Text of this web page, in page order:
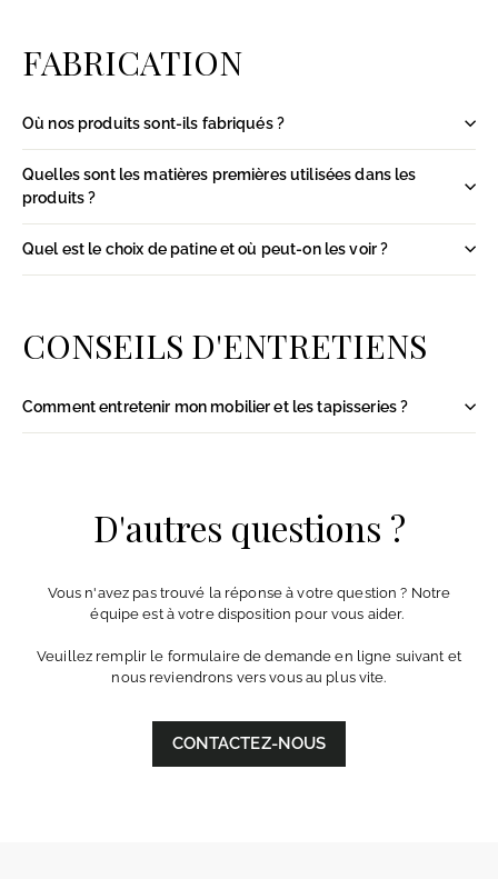
FABRICATION
Où nos produits sont-ils fabriqués ?
Quelles sont les matières premières utilisées dans les
produits ?
Quel est le choix de patine et où peut-on les voir ?
CONSEILS D'ENTRETIENS
Comment entretenir mon mobilier et les tapisseries ?
D'autres questions ?
Vous n'avez pas trouvé la réponse à votre question ? Notre
équipe est à votre disposition pour vous aider.
Veuillez remplir le formulaire de demande en ligne suivant et
nous reviendrons vers vous au plus vite.
CONTACTEZ-NOUS